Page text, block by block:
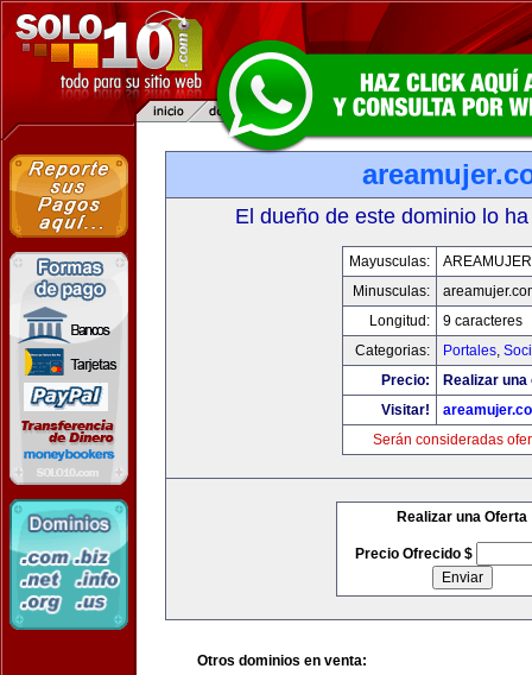
El dueño de este dominio lo
Mayusculas:
Minusculas:
Longitud:
9 caracteres
Categorias:
Portales,
Precio:
Realizar
Visitar!
Serán consideradas
Realizar una Oferta
Precio Ofrecido $
Otros dominios en venta: